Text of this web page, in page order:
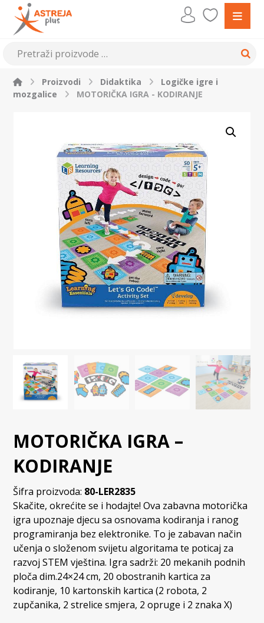
Proizvodi Didaktika
Logičke igre i
mozgalice
MOTORIČKA IGRA - KODIRANJE
MOTORIČKA IGRA –
KODIRANJE
Šifra proizvoda: 80-LER2835
Skačite, okrećite se i hodajte! Ova zabavna motorička
igra upoznaje djecu sa osnovama kodiranja i ranog
programiranja bez elektronike. To je zabavan način
učenja o složenom svijetu algoritama te poticaj za
razvoj STEM vještina. Igra sadrži: 20 mekanih podnih
ploča dim.24×24 cm, 20 obostranih kartica za
kodiranje, 10 kartonskih kartica (2 robota, 2
zupčanika, 2 strelice smjera, 2 opruge i 2 znaka X)